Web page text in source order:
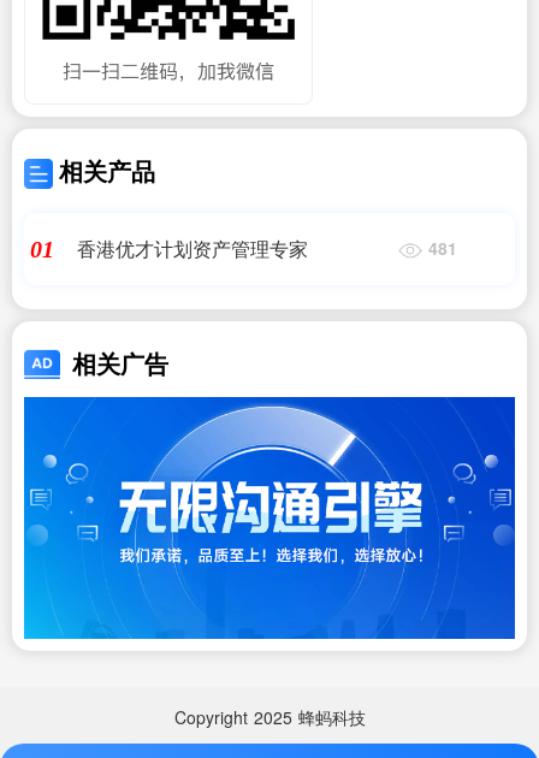
相关产品
01 香港优才计划资产管理专家 481
相关广告
Copyright 2025 蜂蚂科技